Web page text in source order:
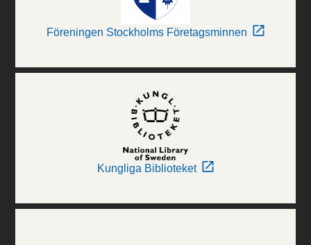
Föreningen Stockholms Företagsminnen
Kungliga Biblioteket